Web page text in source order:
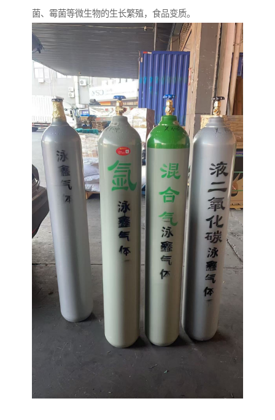
菌、霉菌等微生物的生长繁殖，食品变质。